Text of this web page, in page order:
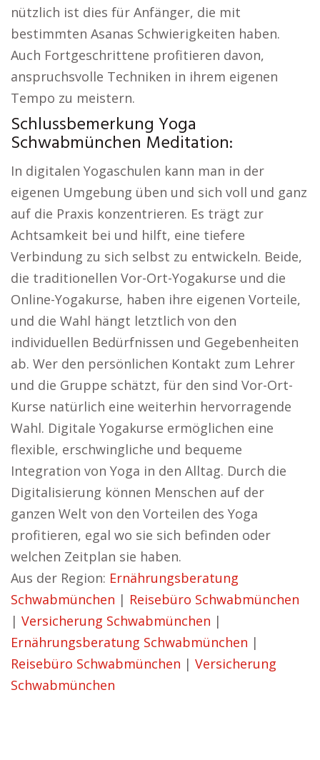
nützlich ist dies für Anfänger, die mit
bestimmten Asanas Schwierigkeiten haben.
Auch Fortgeschrittene profitieren davon,
anspruchsvolle Techniken in ihrem eigenen
Tempo zu meistern.
Schlussbemerkung Yoga
Schwabmünchen Meditation:
In digitalen Yogaschulen kann man in der
eigenen Umgebung üben und sich voll und ganz
auf die Praxis konzentrieren. Es trägt zur
Achtsamkeit bei und hilft, eine tiefere
Verbindung zu sich selbst zu entwickeln. Beide,
die traditionellen Vor-Ort-Yogakurse und die
Online-Yogakurse, haben ihre eigenen Vorteile,
und die Wahl hängt letztlich von den
individuellen Bedürfnissen und Gegebenheiten
ab. Wer den persönlichen Kontakt zum Lehrer
und die Gruppe schätzt, für den sind Vor-Ort-
Kurse natürlich eine weiterhin hervorragende
Wahl. Digitale Yogakurse ermöglichen eine
flexible, erschwingliche und bequeme
Integration von Yoga in den Alltag. Durch die
Digitalisierung können Menschen auf der
ganzen Welt von den Vorteilen des Yoga
profitieren, egal wo sie sich befinden oder
welchen Zeitplan sie haben.
Aus der Region: Ernährungsberatung
Schwabmünchen | Reisebüro Schwabmünchen
| Versicherung Schwabmünchen |
Ernährungsberatung Schwabmünchen |
Reisebüro Schwabmünchen | Versicherung
Schwabmünchen